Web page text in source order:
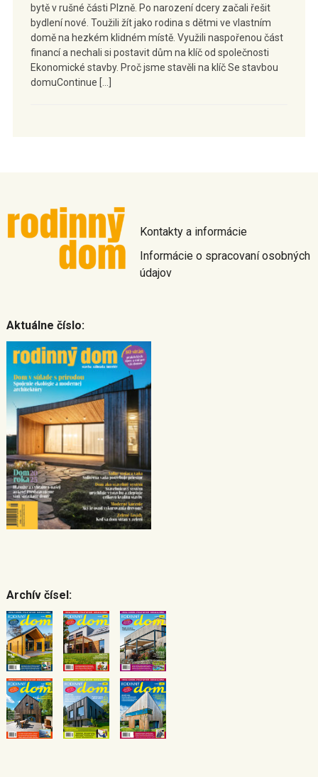
bytě v rušné části Plzně. Po narození dcery začali řešit
bydlení nové. Toužili žít jako rodina s dětmi ve vlastním
domě na hezkém klidném místě. Využili naspořenou část
financí a nechali si postavit dům na klíč od společnosti
Ekonomické stavby. Proč jsme stavěli na klíč Se stavbou
domuContinue […]
Kontakty a informácie
Informácie o spracovaní osobných
údajov
Aktuálne číslo:
Archív čísel: